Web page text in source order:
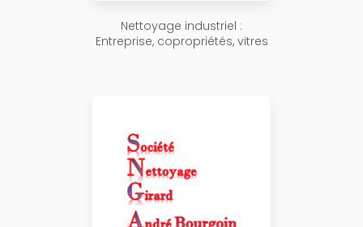
Nettoyage industriel :
Entreprise, copropriétés, vitres